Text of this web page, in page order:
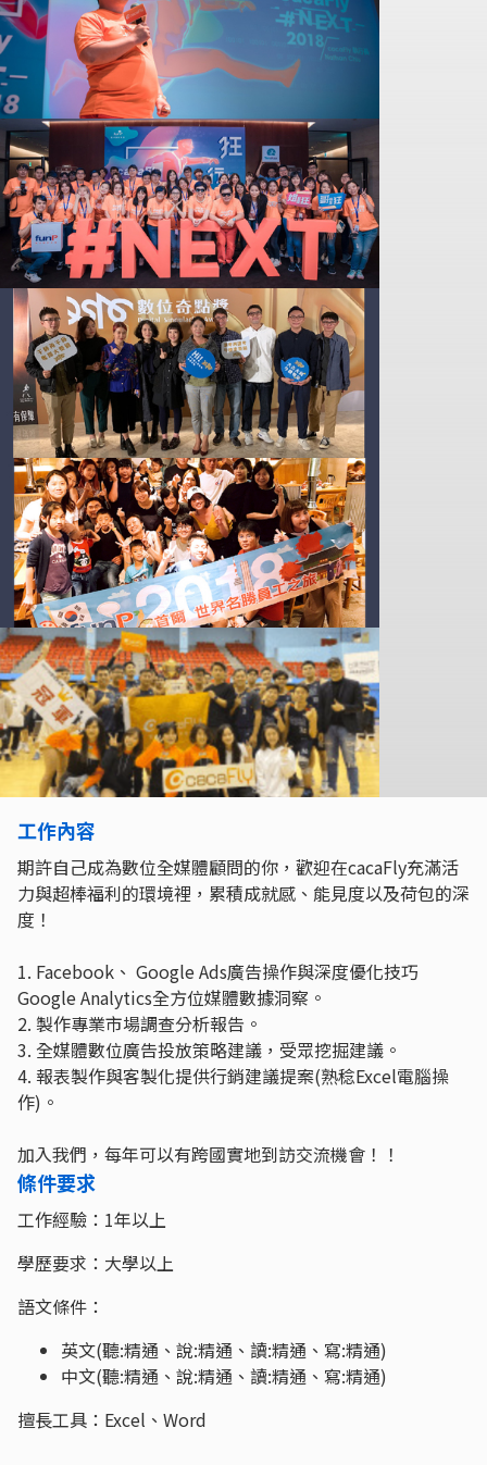
工作內容
期許自己成為數位全媒體顧問的你，歡迎在cacaFly充滿活
力與超棒福利的環境裡，累積成就感、能見度以及荷包的深
度！
1. Facebook、 Google Ads廣告操作與深度優化技巧
Google Analytics全方位媒體數據洞察。
2. 製作專業市場調查分析報告。
3. 全媒體數位廣告投放策略建議，受眾挖掘建議。
4. 報表製作與客製化提供行銷建議提案(熟稔Excel電腦操
作)。
加入我們，每年可以有跨國實地到訪交流機會！！
條件要求
工作經驗：1年以上
學歷要求：大學以上
語文條件：
英文(聽:精通、說:精通、讀:精通、寫:精通)
中文(聽:精通、說:精通、讀:精通、寫:精通)
擅長工具：Excel、Word